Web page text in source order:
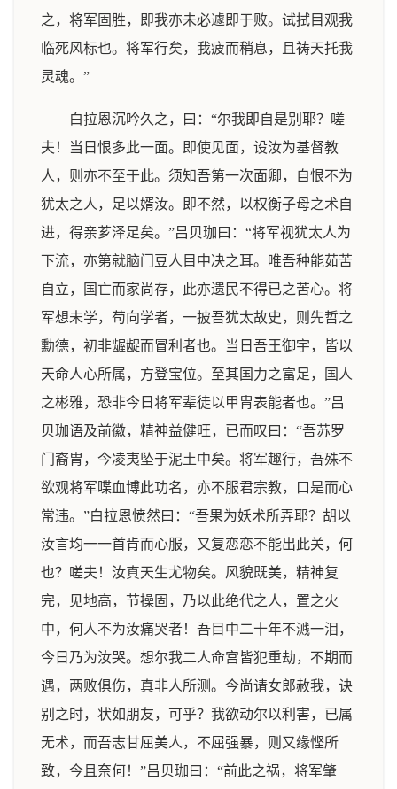
之，将军固胜，即我亦未必遽即于败。试拭目观我
临死风标也。将军行矣，我疲而稍息，且祷天托我
灵魂。”
白拉恩沉吟久之，曰：“尔我即自是别耶？嗟
夫！当日恨多此一面。即使见面，设汝为基督教
人，则亦不至于此。须知吾第一次面卿，自恨不为
犹太之人，足以婿汝。即不然，以权衡子母之术自
进，得亲芗泽足矣。”吕贝珈曰：“将军视犹太人为
下流，亦第就脑门豆人目中决之耳。唯吾种能茹苦
自立，国亡而家尚存，此亦遗民不得已之苦心。将
军想未学，苟向学者，一披吾犹太故史，则先哲之
勳德，初非龌龊而冒利者也。当日吾王御宇，皆以
天命人心所属，方登宝位。至其国力之富足，国人
之彬雅，恐非今日将军辈徒以甲胄表能者也。”吕
贝珈语及前徽，精神益健旺，已而叹曰：“吾苏罗
门裔胄，今凌夷坠于泥土中矣。将军趣行，吾殊不
欲观将军喋血博此功名，亦不服君宗教，口是而心
常违。”白拉恩愤然曰：“吾果为妖术所弄耶？胡以
汝言均一一首肯而心服，又复恋恋不能出此关，何
也？嗟夫！汝真天生尤物矣。风貌既美，精神复
完，见地高，节操固，乃以此绝代之人，置之火
中，何人不为汝痛哭者！吾目中二十年不溅一泪，
今日乃为汝哭。想尔我二人命宫皆犯重劫，不期而
遇，两败俱伤，真非人所测。今尚请女郎赦我，诀
别之时，状如朋友，可乎？我欲动尔以利害，已属
无术，而吾志甘屈美人，不屈强暴，则又缘悭所
致，今且奈何！”吕贝珈曰：“前此之祸，将军肇